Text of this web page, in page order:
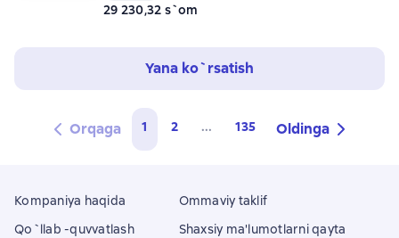
29 230,32 s`om
Yana ko`rsatish
Orqaga 1 2 ... 135 Oldinga
Kompaniya haqida
Qo`llab -quvvatlash
Ommaviy taklif
Shaxsiy ma'lumotlarni qayta